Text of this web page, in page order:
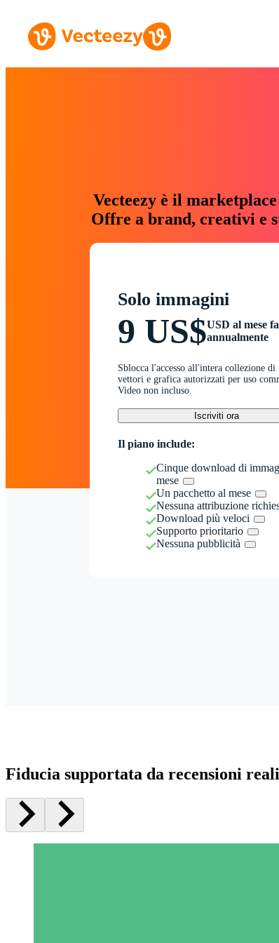
Vecteezy è il
Offre a brand, creativi e
Solo immagini
9 US$USD al mese
annualmente
Sblocca l'accesso all'intera collezione di
vettori e grafica autorizzati per uso
Video non incluso.
Iscriviti ora
Il piano include:
Cinque download di
mese
Un pacchetto al mese
Nessuna attribuzione
Download più veloci
Supporto prioritario
Nessuna pubblicità
Fiducia supportata da recensioni